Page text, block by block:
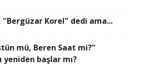
"Bergüzar Korel" dedi ama...
mü, Beren Saat mi?"
yeniden başlar mı?